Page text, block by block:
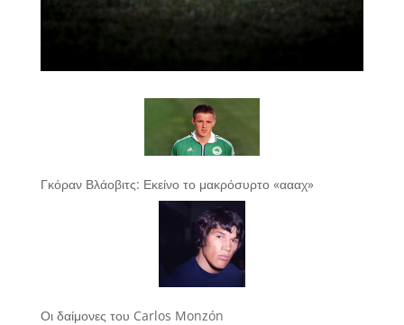
Γκόραν Βλάοβιτς: Εκείνο το μακρόσυρτο «αααχ»
Οι δαίμονες του Carlos Monzón